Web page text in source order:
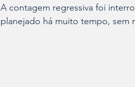
A contagem regressiva foi
planejado há muito tempo, sem